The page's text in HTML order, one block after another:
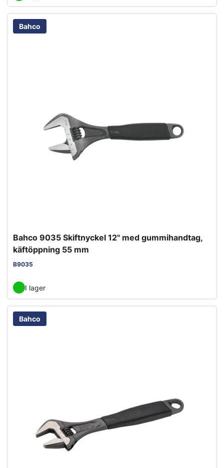
Bahco
Bahco 9035 Skiftnyckel 12" med gummihandtag,
käftöppning 55 mm
B9035
I lager
Bahco